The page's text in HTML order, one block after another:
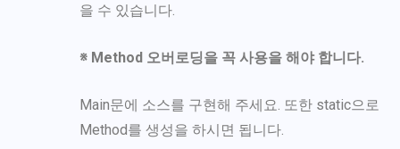
을 수 있습니다.
※ Method 오버로딩을 꼭 사용을 해야 합니다.
Main문에 소스를 구현해 주세요. 또한 static으로
Method를 생성을 하시면 됩니다.